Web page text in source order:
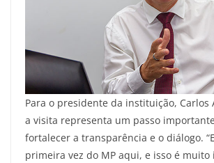
Para o presidente da instituição, Carlos
a visita representa um passo
fortalecer a transparência e o diálogo.
primeira vez do MP aqui, e isso é